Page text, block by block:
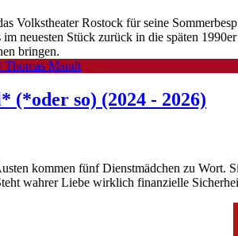
Volkstheater Rostock für seine
neuesten Stück zurück in die späten
bringen.
(*oder so) (2024 - 2026)
kommen fünf Dienstmädchen zu
wahrer Liebe wirklich finanzielle